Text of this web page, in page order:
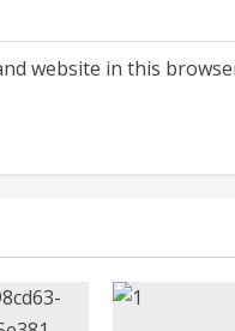
website in this